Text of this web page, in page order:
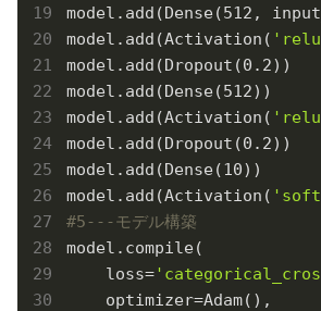
model.add(Dense(512 ,
model.add(Activation(
model.add(Dropout(0.2))
model.add(Dense(512))
model.add(Activation(
model.add(Dropout(0.2))
model.add(Dense(10))
model.add(Activation(
#5---モデル構築
model.compile(
    loss=
    optimizer=Adam(),